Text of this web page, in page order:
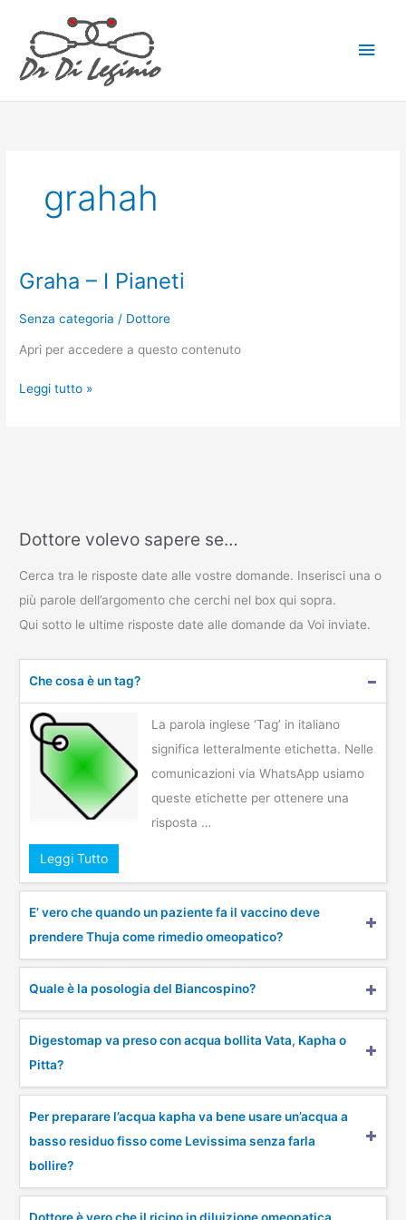
contenuto
grahah
Graha – I Pianeti
Senza categoria / Dottore
Apri per accedere a questo contenuto
Graha
I
Leggi tutto »
Dottore volevo sapere se…
Cerca tra le risposte date alle vostre domande. Inserisci una o
più parole dell’argomento che cerchi nel box qui sopra.
Qui sotto le ultime risposte date alle domande da Voi inviate.
Che cosa è un tag?
La parola inglese ‘Tag’ in italiano
significa letteralmente etichetta. Nelle
comunicazioni via WhatsApp usiamo
queste etichette per ottenere una
risposta …
Leggi Tutto
E’ vero che quando un paziente fa il vaccino deve
prendere Thuja come rimedio omeopatico?
Quale è la posologia del Biancospino?
Digestomap va preso con acqua bollita Vata, Kapha o
Pitta?
Per preparare l’acqua kapha va bene usare un’acqua a
basso residuo fisso come Levissima senza farla
bollire?